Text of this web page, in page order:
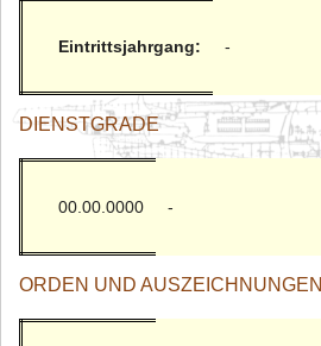
Eintrittsjahrgang: -
DIENSTGRADE
00.00.0000 -
ORDEN UND AUSZEICHNUNGEN